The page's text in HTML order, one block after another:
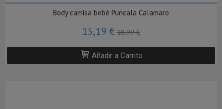
Body camisa bebé Puncala Calamaro
15,19 €18,99 €
Añadir a Carrito